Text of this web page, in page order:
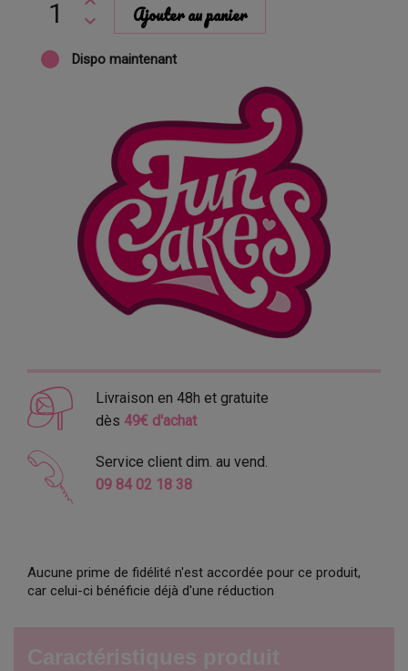
Ajouter au panier
Dispo maintenant
Livraison en 48h et gratuite
dès 49€ d'achat
Service client dim. au vend.
09 84 02 18 38
Aucune prime de fidélité n'est accordée pour ce produit,
car celui-ci bénéficie déjà d'une réduction